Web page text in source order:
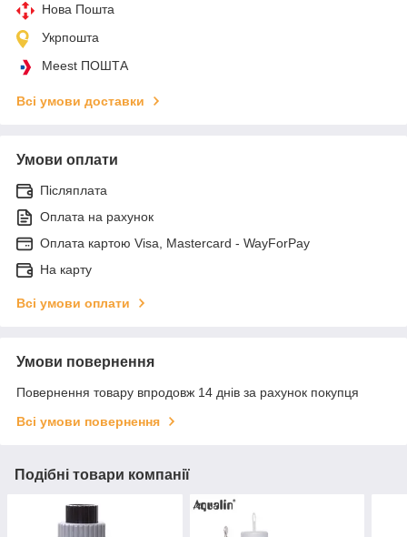
Нова Пошта
Укрпошта
Meest ПОШТА
Всі умови доставки
Умови оплати
Післяплата
Оплата на рахунок
Оплата картою Visa, Mastercard - WayForPay
На карту
Всі умови оплати
Умови повернення
Повернення товару впродовж 14 днів за рахунок покупця
Всі умови повернення
Подібні товари компанії